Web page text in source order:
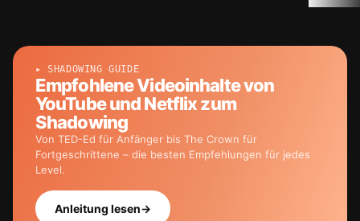
▸ SHADOWING GUIDE
Empfohlene Videoinhalte von
YouTube und Netflix zum
Shadowing
Von TED-Ed für Anfänger bis The Crown für
Fortgeschrittene – die besten Empfehlungen für jedes
Level.
Anleitung lesen→